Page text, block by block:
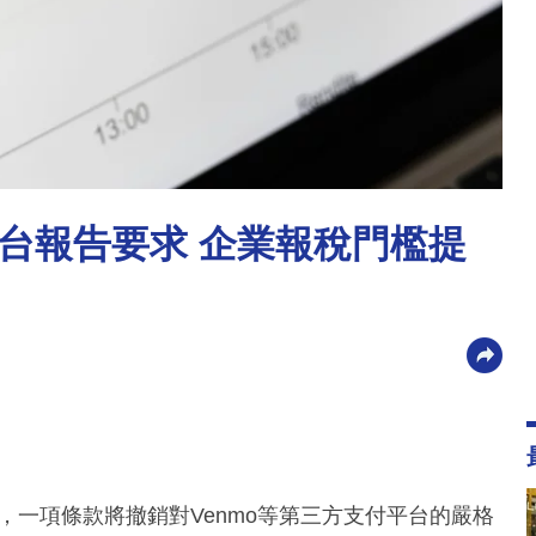
報告要求 企業報稅門檻提
一項條款將撤銷對Venmo等第三方支付平台的嚴格